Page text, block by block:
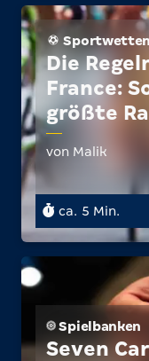
Sportwetten
Die
France:
größte
von Malik
ca. 5 Min.
Spielbanken
Seven